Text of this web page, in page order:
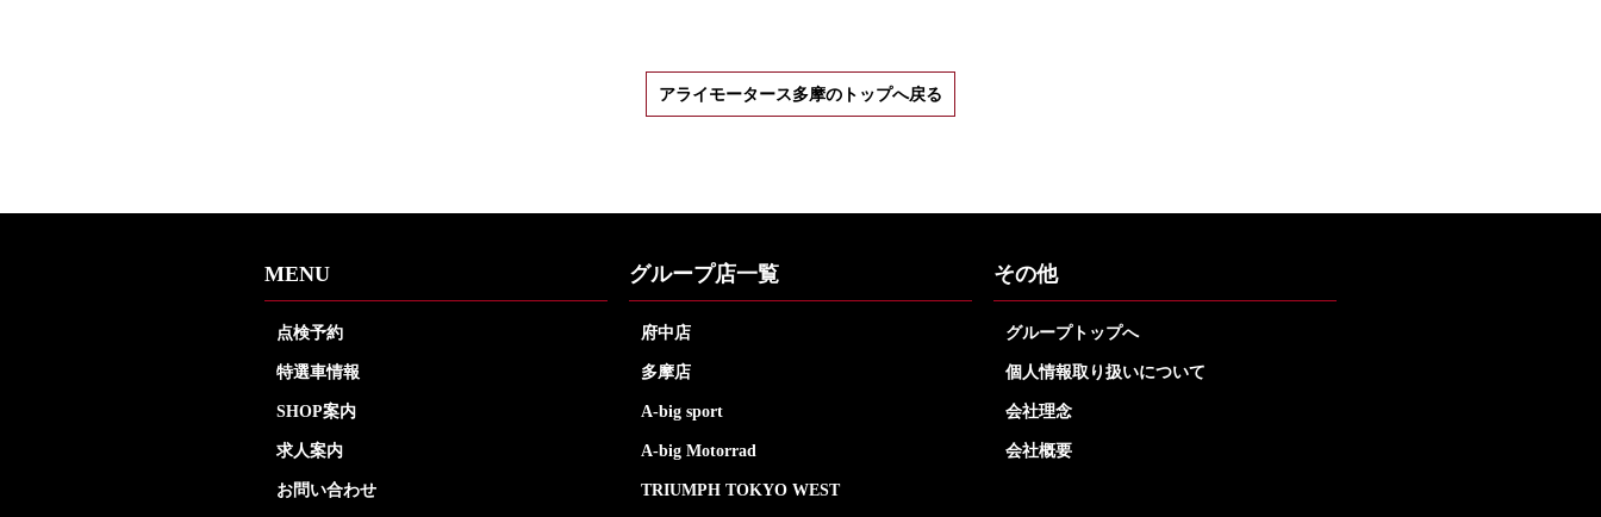
アライモータース多摩のトップへ戻る
MENU
点検予約
特選車情報
SHOP案内
求人案内
お問い合わせ
グループ店一覧
府中店
多摩店
A-big sport
A-big Motorrad
TRIUMPH TOKYO WEST
その他
グループトップへ
個人情報取り扱いについて
会社理念
会社概要